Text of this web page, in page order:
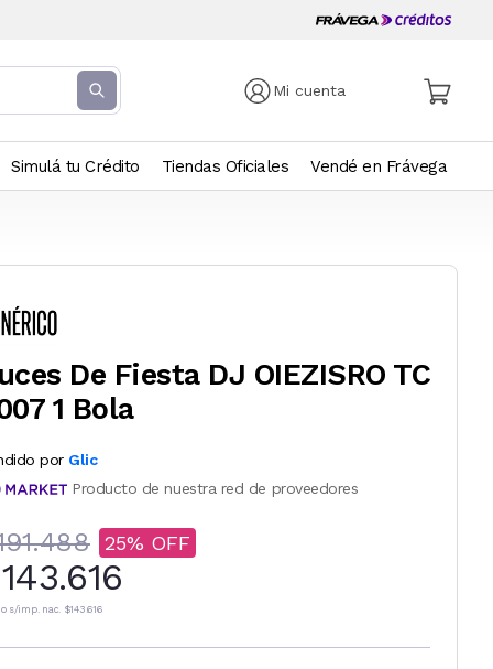
Mi cuenta
Simulá tu Crédito Tiendas Oficiales Vendé en Frávega
De Fiesta DJ OIEZISRO TC
1 Bola
por Glic
Producto de nuestra red de proveedores
25
s/imp. nac. $143.616